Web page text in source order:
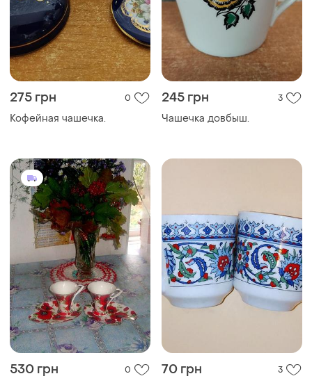
275 грн 0
Кофейная чашечка.
245 грн 3
Чашечка довбыш.
530 грн 0 70 грн
3